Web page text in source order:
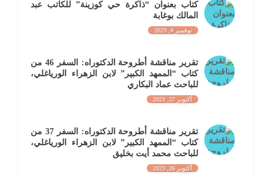
كتاب بعنوان “ذاكرة حي كوزينة” للكاتب عبد
المالك بوغابة
نوفمبر 4, 2023
تقرير مناقشة أطروحة الدكتوراه: السفر 46 من
كتاب “الممهد الكبير” لابن الزهراء الورياغلي،
للباحث عماد البكاري
أكتوبر 27, 2023
تقرير مناقشة أطروحة الدكتوراه: السفر 37 من
كتاب “الممهد الكبير” لابن الزهراء الورياغلي،
للباحث محمد أيت بخليق
أكتوبر 26, 2023